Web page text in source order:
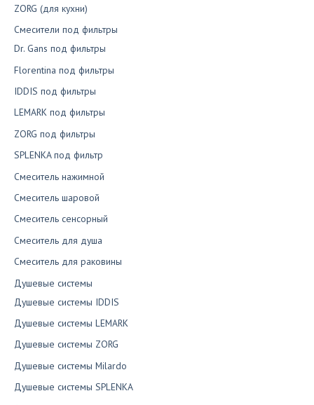
ZORG (для кухни)
Смесители под фильтры
Dr. Gans под фильтры
Florentina под фильтры
IDDIS под фильтры
LEMARK под фильтры
ZORG под фильтры
SPLENKA под фильтр
Смеситель нажимной
Смеситель шаровой
Смеситель сенсорный
Смеситель для душа
Смеситель для раковины
Душевые системы
Душевые системы IDDIS
Душевые системы LEMARK
Душевые системы ZORG
Душевые системы Milardo
Душевые системы SPLENKA